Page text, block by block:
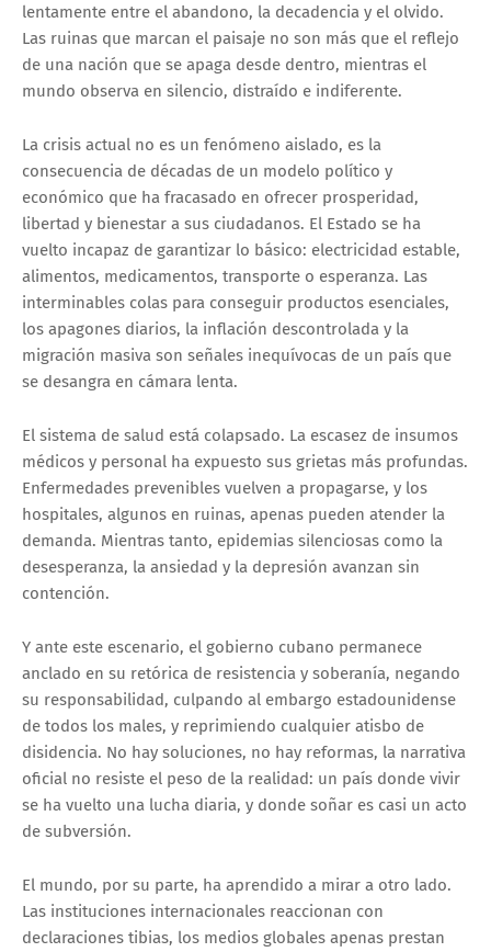
lentamente entre el abandono, la decadencia y el olvido.
Las ruinas que marcan el paisaje no son más que el reflejo
de una nación que se apaga desde dentro, mientras el
mundo observa en silencio, distraído e indiferente.
La crisis actual no es un fenómeno aislado, es la
consecuencia de décadas de un modelo político y
económico que ha fracasado en ofrecer prosperidad,
libertad y bienestar a sus ciudadanos. El Estado se ha
vuelto incapaz de garantizar lo básico: electricidad estable,
alimentos, medicamentos, transporte o esperanza. Las
interminables colas para conseguir productos esenciales,
los apagones diarios, la inflación descontrolada y la
migración masiva son señales inequívocas de un país que
se desangra en cámara lenta.
El sistema de salud está colapsado. La escasez de insumos
médicos y personal ha expuesto sus grietas más profundas.
Enfermedades prevenibles vuelven a propagarse, y los
hospitales, algunos en ruinas, apenas pueden atender la
demanda. Mientras tanto, epidemias silenciosas como la
desesperanza, la ansiedad y la depresión avanzan sin
contención.
Y ante este escenario, el gobierno cubano permanece
anclado en su retórica de resistencia y soberanía, negando
su responsabilidad, culpando al embargo estadounidense
de todos los males, y reprimiendo cualquier atisbo de
disidencia. No hay soluciones, no hay reformas, la narrativa
oficial no resiste el peso de la realidad: un país donde vivir
se ha vuelto una lucha diaria, y donde soñar es casi un acto
de subversión.
El mundo, por su parte, ha aprendido a mirar a otro lado.
Las instituciones internacionales reaccionan con
declaraciones tibias, los medios globales apenas prestan